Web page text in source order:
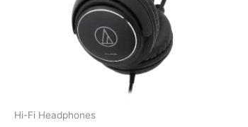
Hi-Fi Headphones